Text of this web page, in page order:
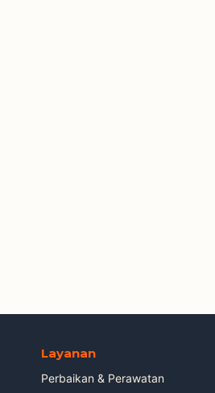
Layanan
Perbaikan & Perawatan